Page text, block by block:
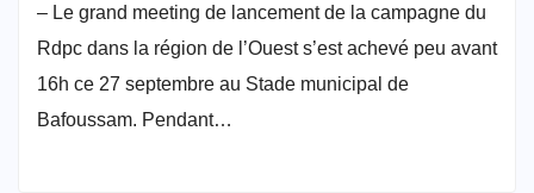
– Le grand meeting de lancement de la campagne du
Rdpc dans la région de l’Ouest s’est achevé peu avant
16h ce 27 septembre au Stade municipal de
Bafoussam. Pendant…